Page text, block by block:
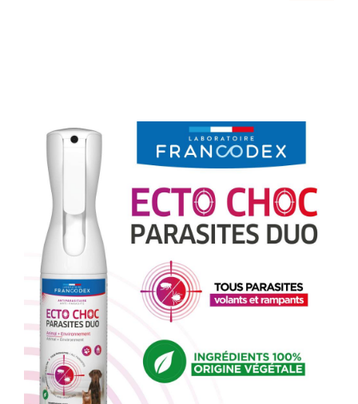
Le toilettage pour chien
Nos magasins
Notre catalogue
Contact